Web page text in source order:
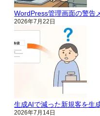
WordPress管理画面の警告
2026年7月22日
生成AIで減った新規客を生
2026年7月14日